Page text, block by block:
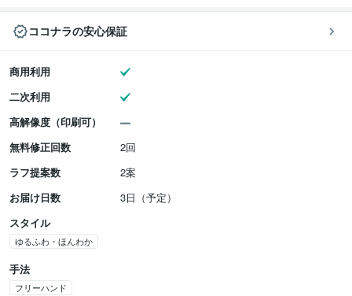
ココナラの安心保証
商用利用
二次利用
高解像度（印刷可）
無料修正回数
2回
ラフ提案数
2案
お届け日数
3日（予定）
スタイル
ゆるふわ・ほんわか
手法
フリーハンド